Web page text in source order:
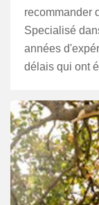
recommander
Specialisé
années
délais qui ont